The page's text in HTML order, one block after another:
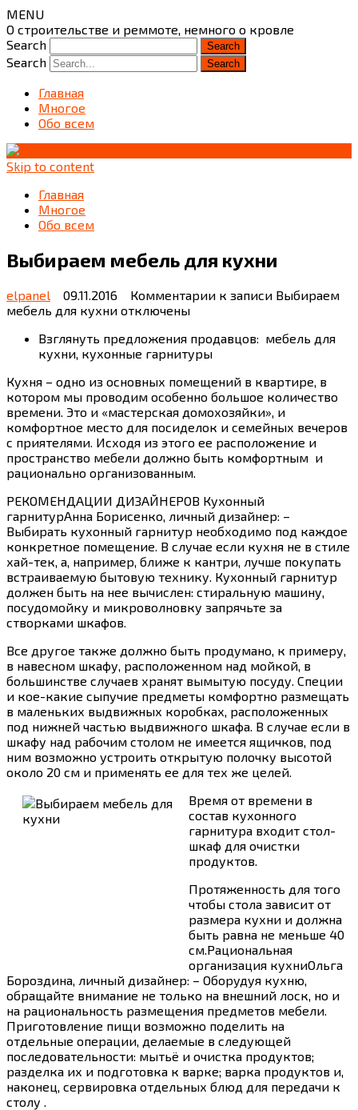
MENU
О строительстве и реммоте, немного о кровле
Search
Search
Главная
Многое
Обо всем
Skip to content
Главная
Многое
Обо всем
Выбираем мебель для кухни
elpanel 09.11.2016 Комментарии к записи Выбираем
мебель для кухни отключены
Взглянуть предложения продавцов: мебель для
кухни, кухонные гарнитуры
Кухня – одно из основных помещений в квартире, в
котором мы проводим особенно большое количество
времени. Это и «мастерская домохозяйки», и
комфортное место для посиделок и семейных вечеров
с приятелями. Исходя из этого ее расположение и
пространство мебели должно быть комфортным и
рационально организованным.
РЕКОМЕНДАЦИИ ДИЗАЙНЕРОВ Кухонный
гарнитурАнна Борисенко, личный дизайнер: –
Выбирать кухонный гарнитур необходимо под каждое
конкретное помещение. В случае если кухня не в стиле
хай-тек, а, например, ближе к кантри, лучше покупать
встраиваемую бытовую технику. Кухонный гарнитур
должен быть на нее вычислен: стиральную машину,
посудомойку и микроволновку запрячьте за
створками шкафов.
Все другое также должно быть продумано, к примеру,
в навесном шкафу, расположенном над мойкой, в
большинстве случаев хранят вымытую посуду. Специи
и кое-какие сыпучие предметы комфортно размещать
в маленьких выдвижных коробках, расположенных
под нижней частью выдвижного шкафа. В случае если в
шкафу над рабочим столом не имеется ящичков, под
ним возможно устроить открытую полочку высотой
около 20 см и применять ее для тех же целей.
Время от времени в
состав кухонного
гарнитура входит стол-
шкаф для очистки
продуктов.
Протяженность для того
чтобы стола зависит от
размера кухни и должна
быть равна не меньше 40
см.Рациональная
организация кухниОльга
Бороздина, личный дизайнер: – Оборудуя кухню,
обращайте внимание не только на внешний лоск, но и
на рациональность размещения предметов мебели.
Приготовление пищи возможно поделить на
отдельные операции, делаемые в следующей
последовательности: мытьё и очистка продуктов;
разделка их и подготовка к варке; варка продуктов и,
наконец, сервировка отдельных блюд для передачи к
столу .